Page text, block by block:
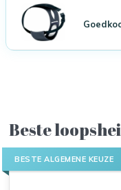
Beste
BESTE ALGEMENE KEUZE